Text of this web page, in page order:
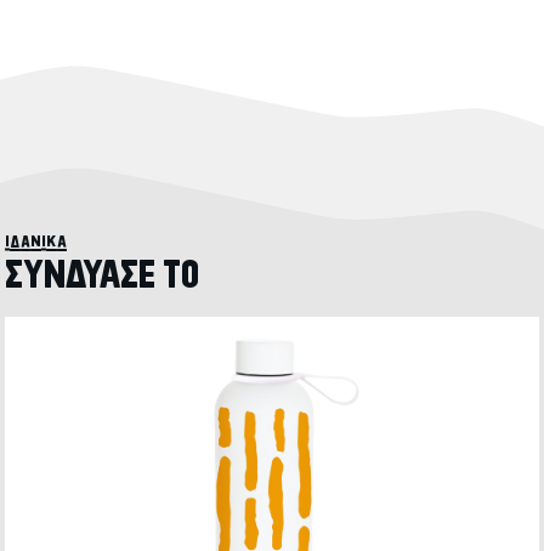
ιδανικά
ΣΥΝΔΥΑΣΕ ΤΟ